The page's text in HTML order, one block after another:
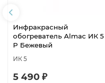
Инфракрасный
обогреватель Almac ИК 5
P Бежевый
ИК 5
5 490 ₽